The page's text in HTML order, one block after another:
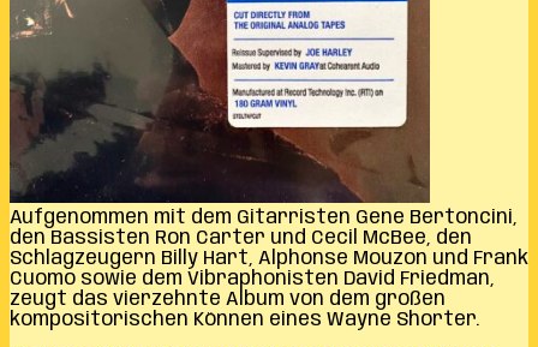
Aufgenommen mit dem Gitarristen Gene Bertoncini,
den Bassisten Ron Carter und Cecil McBee, den
Schlagzeugern Billy Hart, Alphonse Mouzon und Frank
Cuomo sowie dem Vibraphonisten David Friedman,
zeugt das vierzehnte Album von dem großen
kompositorischen Können eines Wayne Shorter.